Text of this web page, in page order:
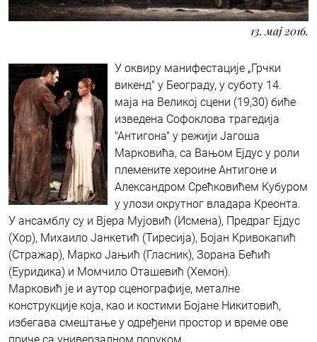
13. мај 2016.
У оквиру манифестације „Грчки
викенд" у Београду, у суботу 14.
маја на Великој сцени (19,30) биће
изведена Софоклова трагедија
"Антигона" у режији Јагоша
Марковића, са Вањом Ејдус у роли
племените хероине Антигоне и
Александром Срећковићем Кубуром
у улози окрутног владара Креонта.
У ансамблу су и Вјера Мујовић (Исмена), Предраг Ејдус
(Хор), Михаило Јанкетић (Тиресија), Бојан Кривокапић
(Стражар), Марко Јањић (Гласник), Зорана Бећић
(Еуридика) и Момчило Оташевић (Хемон).
Марковић је и аутор сценографије, металне
конструкције која, као и костими Бојане Никитовић,
избегава смештање у одређени простор и време ове
приче са универзалном поруком.